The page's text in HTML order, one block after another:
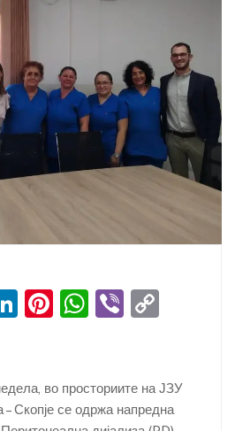
Li
e
dI
Pi
e
st
W
s
A
Vi
y
Li
во просториите на ЈЗУ
Скопје се одржа напредна